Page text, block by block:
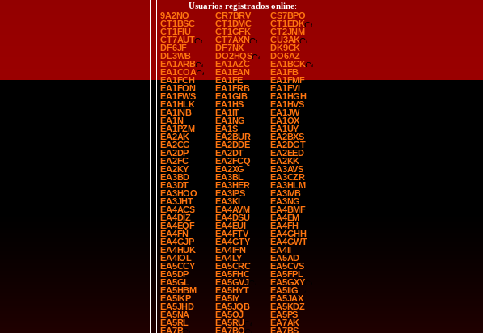
Usuarios registrados online:
9A2NO
CR7BRV
CS7BPO
CT1BSC
CT1DMC
CT1EDK
CT1FIU
CT1GFK
CT2JNM
CT7AUT
CT7AXN
CU3AK
DF6JF
DF7NX
DK9CK
DL3WB
DO2HQS
DO6AZ
EA1ARB
EA1AZC
EA1BCK
EA1COA
EA1EAN
EA1FB
EA1FCH
EA1FE
EA1FMF
EA1FON
EA1FRB
EA1FVI
EA1FWS
EA1GIB
EA1HGH
EA1HLK
EA1HS
EA1HVS
EA1INB
EA1IT
EA1JW
EA1N
EA1NG
EA1OX
EA1PZM
EA1S
EA1UY
EA2AK
EA2BUR
EA2BXS
EA2CG
EA2DDE
EA2DGT
EA2DP
EA2DT
EA2EED
EA2FC
EA2FCQ
EA2KK
EA2KY
EA2XG
EA3AVS
EA3BD
EA3BL
EA3CZR
EA3DT
EA3HER
EA3HLM
EA3HOO
EA3IPS
EA3IVB
EA3JHT
EA3KI
EA3NG
EA4ACS
EA4AVM
EA4BMF
EA4DIZ
EA4DSU
EA4EM
EA4EQF
EA4EUI
EA4FH
EA4FN
EA4FTV
EA4GHH
EA4GJP
EA4GTY
EA4GWT
EA4HUK
EA4IFN
EA4II
EA4IOL
EA4LY
EA5AD
EA5CCY
EA5CRC
EA5CVS
EA5DP
EA5FHC
EA5FPL
EA5GL
EA5GVJ
EA5GXY
EA5HBM
EA5HYT
EA5IIG
EA5IKP
EA5IY
EA5JAX
EA5JHD
EA5JQB
EA5KDZ
EA5NA
EA5OJ
EA5PS
EA5RL
EA5RU
EA7AK
EA7B
EA7BO
EA7BS